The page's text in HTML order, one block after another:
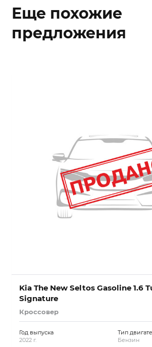
Еще похожие
предложения
Kia The New Seltos Gasoline 1.6
Signature
Кроссовер
Год выпуска
2022 г.
Тип
Бензин